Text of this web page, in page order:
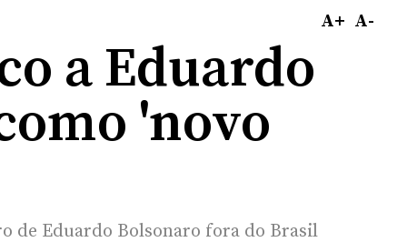
A+ A-
a Eduardo
'novo
de Eduardo Bolsonaro fora do Brasil